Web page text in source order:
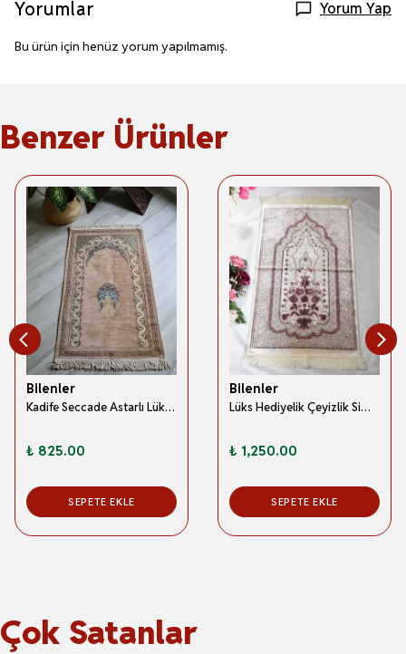
Yorumlar Yorum Yap
Bu ürün için henüz yorum yapılmamış.
Benzer Ürünler
Bilenler
Kadife Seccade Astarlı Lüks Krem 70x110 cm – Çiçek Desenli, Yumuşak Doku
₺ 825.00
SEPETE EKLE
Bilenler
Lüks Hediyelik Çeyizlik Simli Kadife Seccade Pembe
₺ 1,250.00
SEPETE EKLE
Çok Satanlar